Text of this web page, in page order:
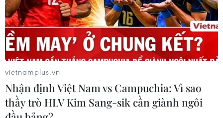
hòa Dân chủ nhân dân Triều Tiên vì nhờ có sự vắng mặt
của họ, tuyển nữ Việt Nam mới có cơ hội tiến về World
Cup.
vietnamplus.vn
Nhận định Việt Nam vs Campuchia: Vì sao
thầy trò HLV Kim Sang-sik cần giành ngôi